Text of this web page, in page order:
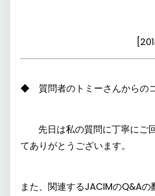
◆ 質問者のトミーさんからの
先日は私の質問に丁寧にご
てありがとうございます。
また、関連するJACIMのQ&Aの